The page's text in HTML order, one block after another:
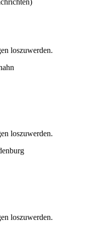
loszuwerden.
loszuwerden.
loszuwerden.